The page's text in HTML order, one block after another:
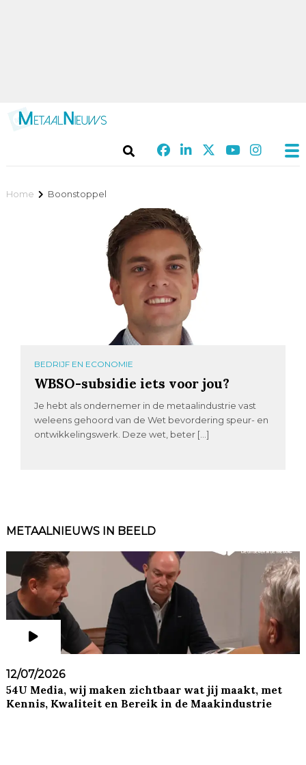
Home Boonstoppel
BEDRIJF EN ECONOMIE
WBSO-subsidie iets voor jou?
Je hebt als ondernemer in de metaalindustrie vast
weleens gehoord van de Wet bevordering speur- en
ontwikkelingswerk. Deze wet, beter […]
METAALNIEUWS IN BEELD
12/07/2026
54U Media, wij maken zichtbaar wat jij maakt, met
Kennis, Kwaliteit en Bereik in de Maakindustrie